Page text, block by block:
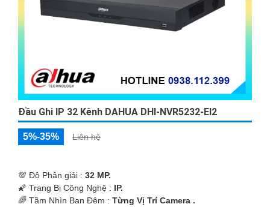
Đầu Ghi IP 32 Kênh DAHUA DHI-NVR5232-EI2
5%-35% Liên hệ
💯 Độ Phân giải : 32 MP.
🌠 Trang Bị Công Nghệ : IP.
🌈 Tầm Nhìn Ban Đêm : Từng Vị Trí Camera .